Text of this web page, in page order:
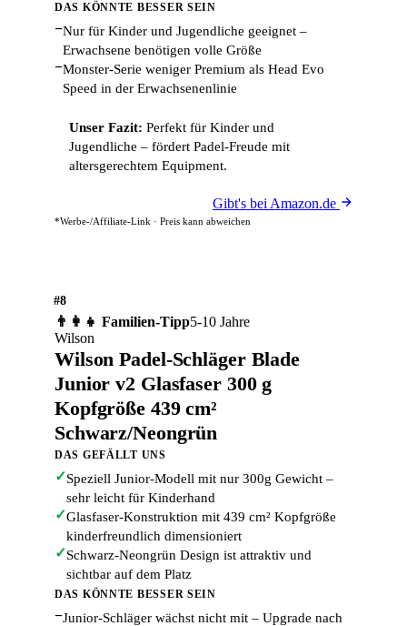
DAS KÖNNTE BESSER SEIN
−Nur für Kinder und Jugendliche geeignet –
Erwachsene benötigen volle Größe
−Monster-Serie weniger Premium als Head Evo
Speed in der Erwachsenenlinie
Unser Fazit: Perfekt für Kinder und
Jugendliche – fördert Padel-Freude mit
altersgerechtem Equipment.
Gibt's bei Amazon.de
*Werbe-/Affiliate-Link · Preis kann abweichen
#8
👨‍👩‍👧 Familien-Tipp5-10 Jahre
Wilson
Wilson Padel-Schläger Blade
Junior v2 Glasfaser 300 g
Kopfgröße 439 cm²
Schwarz/Neongrün
DAS GEFÄLLT UNS
✓Speziell Junior-Modell mit nur 300g Gewicht –
sehr leicht für Kinderhand
✓Glasfaser-Konstruktion mit 439 cm² Kopfgröße
kinderfreundlich dimensioniert
✓Schwarz-Neongrün Design ist attraktiv und
sichtbar auf dem Platz
DAS KÖNNTE BESSER SEIN
−Junior-Schläger wächst nicht mit – Upgrade nach